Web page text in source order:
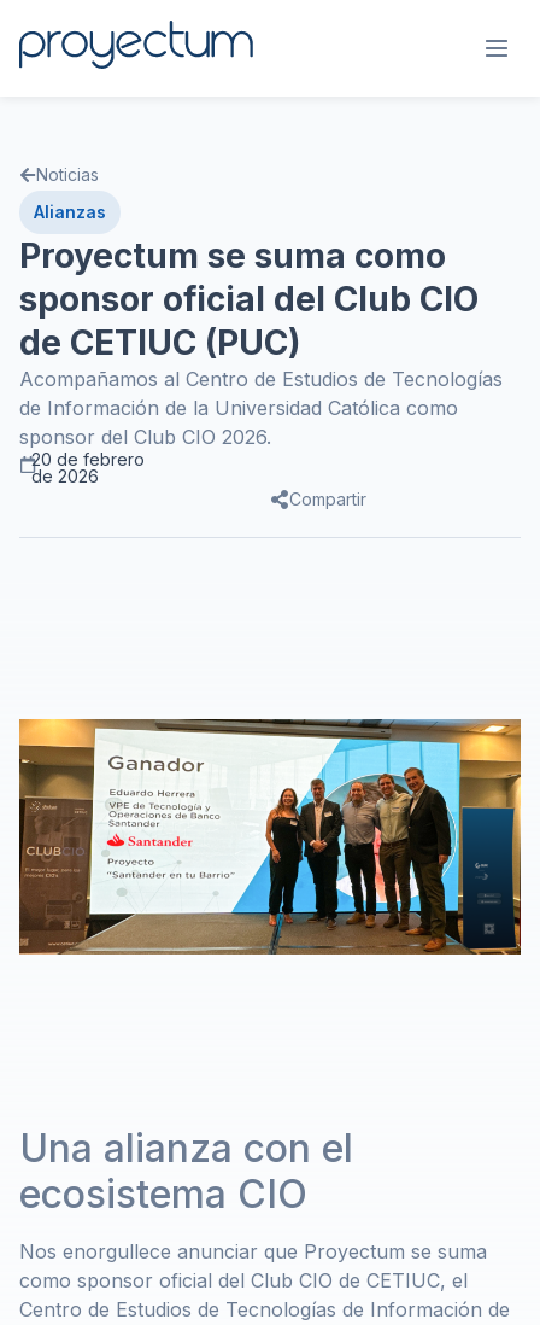
Noticias
Alianzas
Proyectum se suma como
sponsor oficial del Club CIO
de CETIUC (PUC)
Acompañamos al Centro de Estudios de Tecnologías
de Información de la Universidad Católica como
sponsor del Club CIO 2026.
20 de febrero
de 2026
Compartir
Una alianza con el
ecosistema CIO
Nos enorgullece anunciar que Proyectum se suma
como sponsor oficial del Club CIO de CETIUC, el
Centro de Estudios de Tecnologías de Información de